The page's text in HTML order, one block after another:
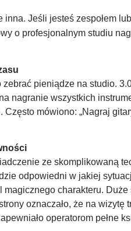
inna. Jeśli jesteś zespołem
o profesjonalnym studiu
zebrać pieniądze na studio.
nagranie wszystkich
mówiono: „Nagraj
ze skomplikowaną
odpowiedni w jakiej
magicznego charakteru.
oznaczało, że na wizytę
operatorom pełne